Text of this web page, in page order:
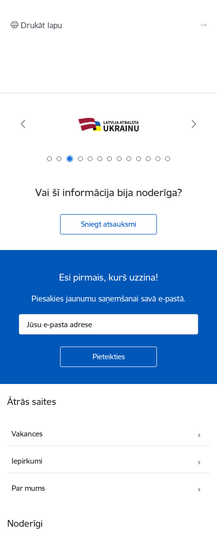
Drukāt lapu
Vai šī informācija bija noderīga?
Sniegt atsauksmi
Esi pirmais, kurš uzzina!
Piesakies jaunumu saņemšanai savā e-pastā.
Ātrās saites
Vakances
Iepirkumi
Par mums
Noderīgi